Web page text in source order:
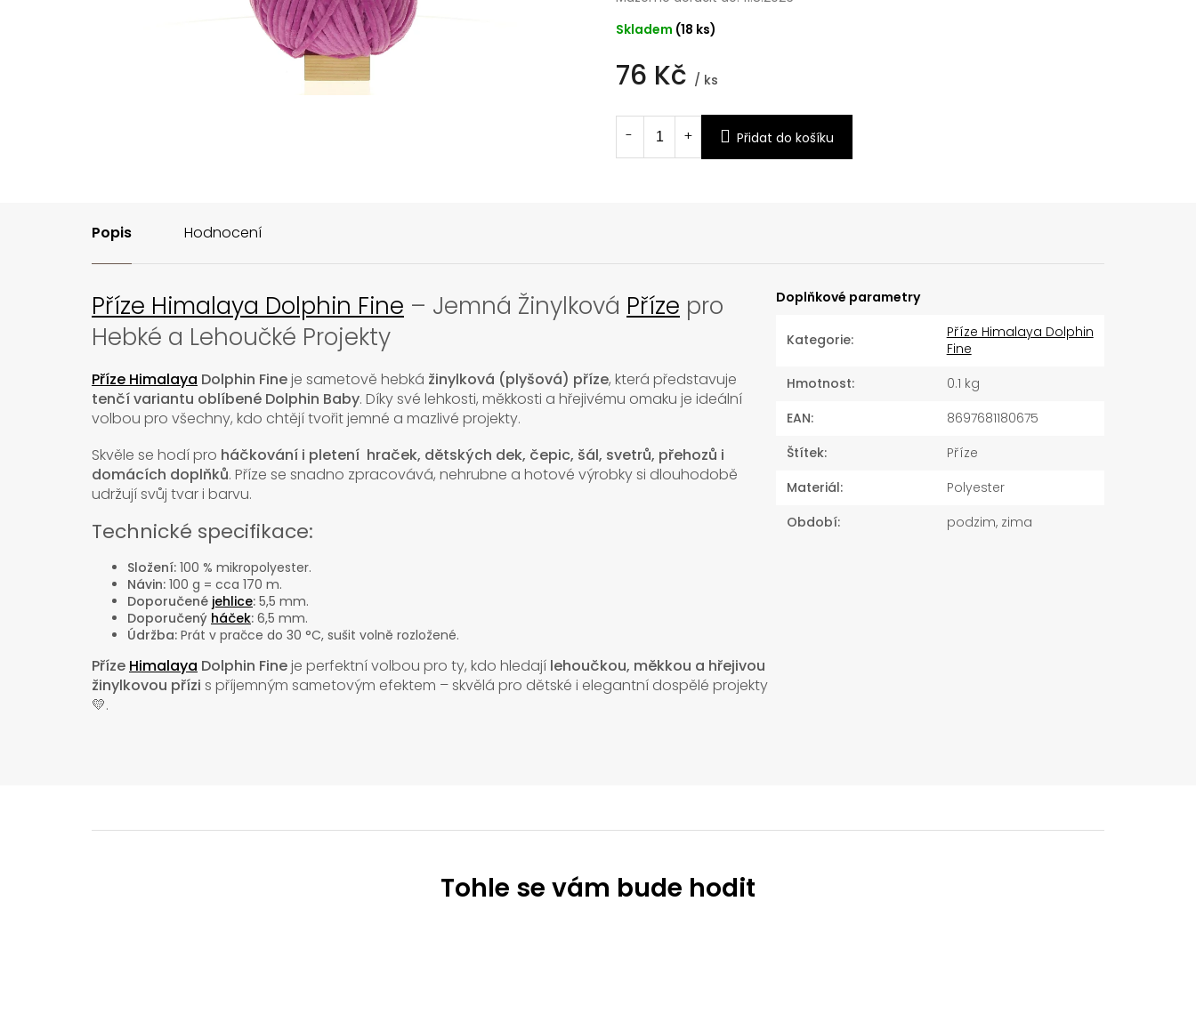
76 Kč / ks
cena:
Skladem (18 ks)
Přidat do košíku
Popis Hodnocení
Příze Himalaya Dolphin Fine – Jemná Žinylková Příze pro
Hebké a Lehoučké Projekty
Příze Himalaya Dolphin Fineje sametově hebká žinylková (plyšová) příze, která představuje
tenčí variantu oblíbené Dolphin Baby. Díky své lehkosti, měkkosti a hřejivému omaku je ideální
volbou pro všechny, kdo chtějí tvořit jemné a mazlivé projekty.
Skvěle se hodí pro háčkování i pletení hraček, dětských dek, čepic, šál, svetrů, přehozů i
domácích doplňků. Příze se snadno zpracovává, nehrubne a hotové výrobky si dlouhodobě
udržují svůj tvar i barvu.
Technické specifikace:
Složení: 100 % mikropolyester.
Návin: 100 g = cca 170 m.
Doporučené jehlice: 5,5 mm.
Doporučený háček: 6,5 mm.
Údržba: Prát v pračce do 30 °C, sušit volně rozložené.
Příze Himalaya Dolphin Fineje perfektní volbou pro ty, kdo hledají lehoučkou, měkkou a hřejivou
žinylkovou přízi s příjemným sametovým efektem – skvělá pro dětské i elegantní dospělé projekty
💛.
Doplňkové parametry
Kategorie:
Příze Himalaya Dolphin
Fine
Hmotnost:
0.1 kg
EAN:
8697681180675
Štítek:
Příze
Materiál:
Polyester
Období: podzim, zima